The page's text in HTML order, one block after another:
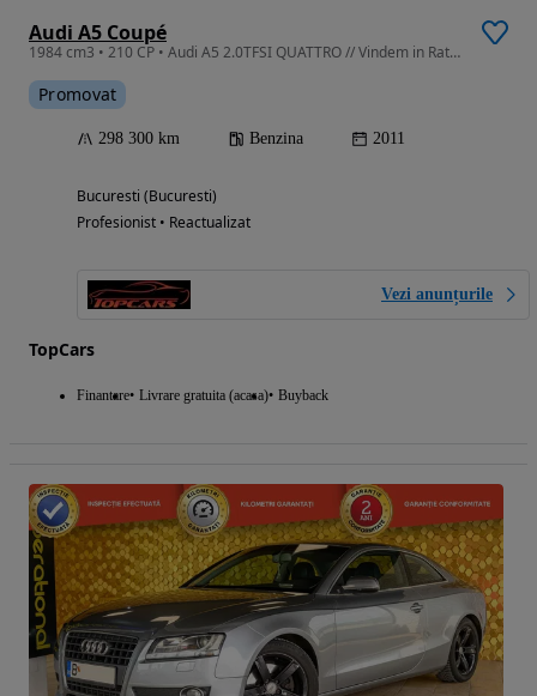
Audi A5 Coupé
1984 cm3 • 210 CP • Audi A5 2.0TFSI QUATTRO // Vindem in Rate Avans Zero cu Buletinul //
Promovat
298 300 km Benzina 2011
Bucuresti (Bucuresti)
Profesionist • Reactualizat
Vezi anunțurile
TopCars
Finantare Livrare gratuita (acasa) Buyback